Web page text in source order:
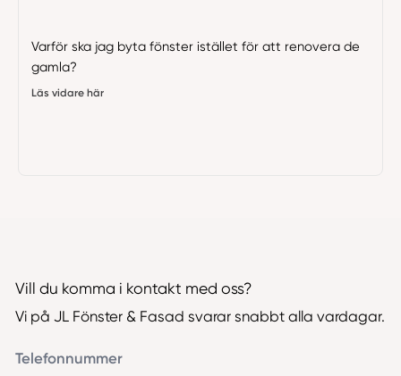
Varför ska jag byta fönster istället för att renovera de
gamla?
Läs vidare här
Vill du komma i kontakt med oss?
Vi på JL Fönster & Fasad svarar snabbt alla vardagar.
Telefonnummer